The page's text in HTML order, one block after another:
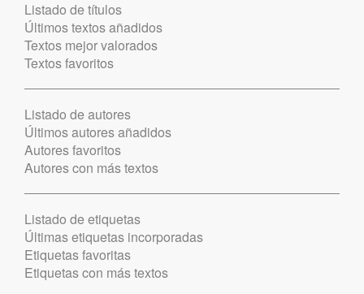
Listado de títulos
Últimos textos añadidos
Textos mejor valorados
Textos favoritos
Listado de autores
Últimos autores añadidos
Autores favoritos
Autores con más textos
Listado de etiquetas
Últimas etiquetas incorporadas
Etiquetas favoritas
Etiquetas con más textos